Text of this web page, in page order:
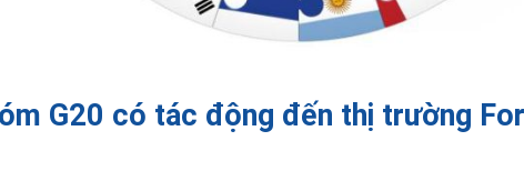
G20 có tác động đến thị trường